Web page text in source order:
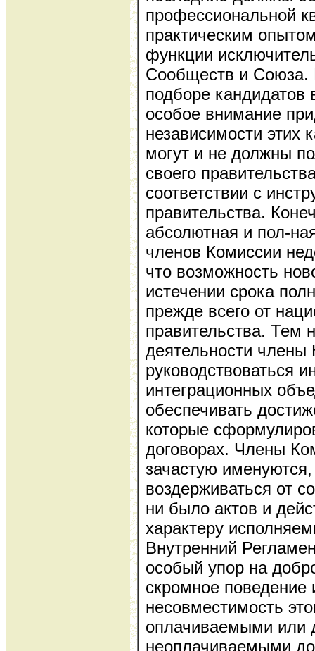
профессиональной
практическим
функции
Сообществ и Союза.
подборе кандидатов
особое внимание
независимости этих
могут и не должны
своего
соответствии с
правительства.
абсолютная и пол-
членов Комиссии
что возможность
истечении срока
прежде всего от
правительства. Тем
деятельности
руководствоваться
интеграционных
обеспечивать
которые
договорах. Члены
зачастую
воздерживаться от
ни было актов и
характеру
Внутренний
особый упор на
скромное поведение
несовместимость
оплачиваемыми или
неоплачиваемыми